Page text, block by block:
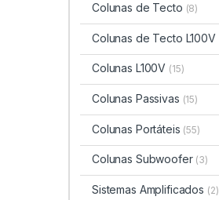
Colunas de Tecto (8)
Colunas de Tecto L100V
Colunas L100V (15)
Colunas Passivas (15)
Colunas Portáteis (55)
Colunas Subwoofer (3)
Sistemas Amplificados (2)